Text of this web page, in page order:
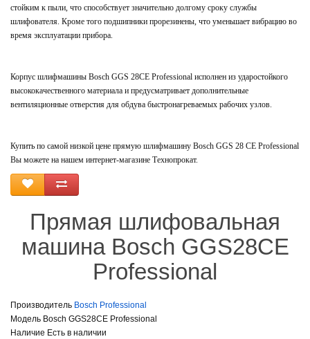
стойким к пыли, что способствует значительно долгому сроку службы
шлифователя. Кроме того подшипники прорезинены, что уменьшает вибрацию во
время эксплуатации прибора.
Корпус шлифмашины Bosch GGS 28CE Professional исполнен из ударостойкого
высококачественного материала и предусматривает дополнительные
вентиляционные отверстия для обдува быстронагреваемых рабочих узлов.
Купить по самой низкой цене прямую шлифмашину Bosch GGS 28 CE Professional
Вы можете на нашем интернет-магазине Технопрокат.
Прямая шлифовальная
машина Bosch GGS28CE
Professional
Производитель Bosch Professional
Модель Bosch GGS28CE Professional
Наличие Есть в наличии